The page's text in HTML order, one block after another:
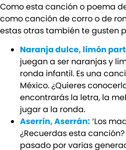
Como esta canción o poema
como canción de corro o de
estas otras también te gusten
Naranja dulce, limón
juegan a ser naranjas y
ronda infantil. Es una
México. ¿Quieres
encontrarás la letra, la
jugar a la ronda.
Aserrín, Aserrán: ‘Los
¿Recuerdas esta
pasado por varias